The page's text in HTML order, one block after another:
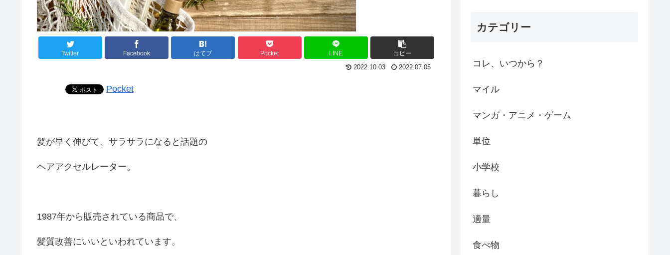
Twitter Facebook はてブ Pocket LINE コピー
2022.10.03 2022.07.05
Pocket
髪が早く伸びて、サラサラになると話題の
ヘアアクセルレーター。
1987年から販売されている商品で、
髪質改善にいいといわれています。
カテゴリー
コレ、いつから？
マイル
マンガ・アニメ・ゲーム
単位
小学校
暮らし
適量
食べ物